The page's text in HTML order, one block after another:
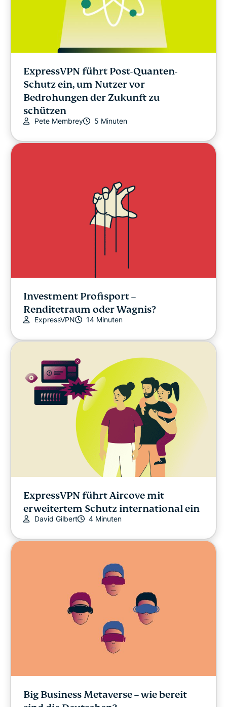
ExpressVPN führt Post-Quanten-
Schutz ein, um Nutzer vor
Bedrohungen der Zukunft zu
schützen
Pete Membrey 5 Minuten
Investment Profisport –
Renditetraum oder Wagnis?
ExpressVPN 14 Minuten
ExpressVPN führt Aircove mit
erweitertem Schutz international ein
David Gilbert 4 Minuten
Big Business Metaverse – wie bereit